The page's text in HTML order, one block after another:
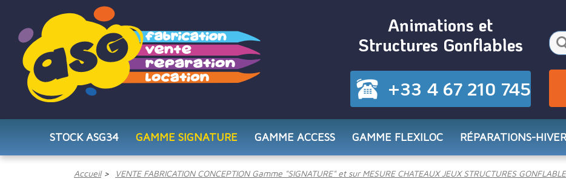
Animations et
Structures Gonflables
+33 4 67 210 745
STOCK ASG34 GAMME SIGNATURE GAMME ACCESS GAMME FLEXILOC RÉPARATIONS-
Accueil
VENTE FABRICATION CONCEPTION Gamme "SIGNATURE" et sur MESURE CHATEAUX JEUX STRUCTURES